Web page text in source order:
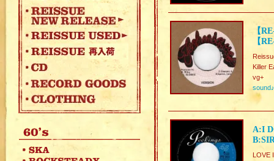
【
【
Killer
vg+
sound♪
A:I
LOVE